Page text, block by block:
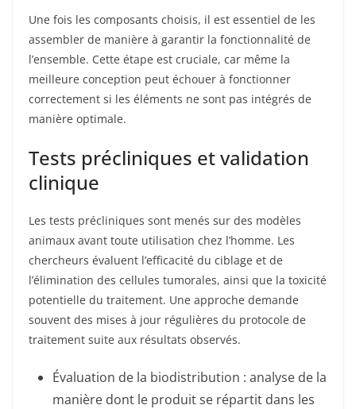
Une fois les composants choisis, il est essentiel de les
assembler de manière à garantir la fonctionnalité de
l’ensemble. Cette étape est cruciale, car même la
meilleure conception peut échouer à fonctionner
correctement si les éléments ne sont pas intégrés de
manière optimale.
Tests précliniques et validation
clinique
Les tests précliniques sont menés sur des modèles
animaux avant toute utilisation chez l’homme. Les
chercheurs évaluent l’efficacité du ciblage et de
l’élimination des cellules tumorales, ainsi que la toxicité
potentielle du traitement. Une approche demande
souvent des mises à jour régulières du protocole de
traitement suite aux résultats observés.
Évaluation de la biodistribution : analyse de la
manière dont le produit se répartit dans les